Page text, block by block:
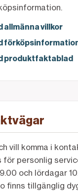
allmänna villkor
produktfaktablad
vill komma i
för personlig
och lördagar
finns tillgänglig